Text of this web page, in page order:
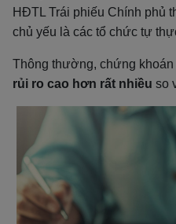
HĐTL Trái phiếu Chính phủ
chủ yếu là các tổ chức tự
Thông thường, chứng khoán
rủi ro cao hơn rất nhiều so